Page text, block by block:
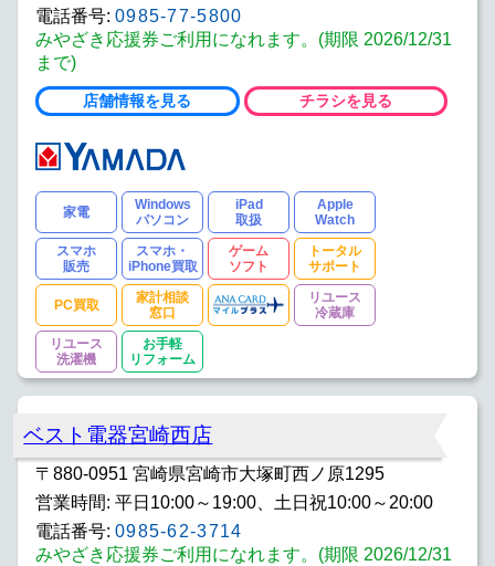
電話番号: 0985-77-5800
みやざき応援券ご利用になれます。(期限 2026/12/31
まで)
店舗情報を見る チラシを見る
家電
Windows
パソコン
iPad
取扱
Apple
Watch
スマホ
販売
スマホ・
iPhone買取
ゲーム
ソフト
トータル
サポート
PC買取
家計相談
窓口
リユース
冷蔵庫
リユース
洗濯機
お手軽
リフォーム
ベスト電器宮崎西店
〒880-0951 宮崎県宮崎市大塚町西ノ原1295
営業時間: 平日10:00～19:00、土日祝10:00～20:00
電話番号: 0985-62-3714
みやざき応援券ご利用になれます。(期限 2026/12/31